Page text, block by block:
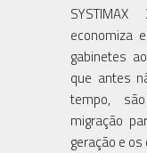
economiza
gabinetes
que antes
tempo,
migração
geração e